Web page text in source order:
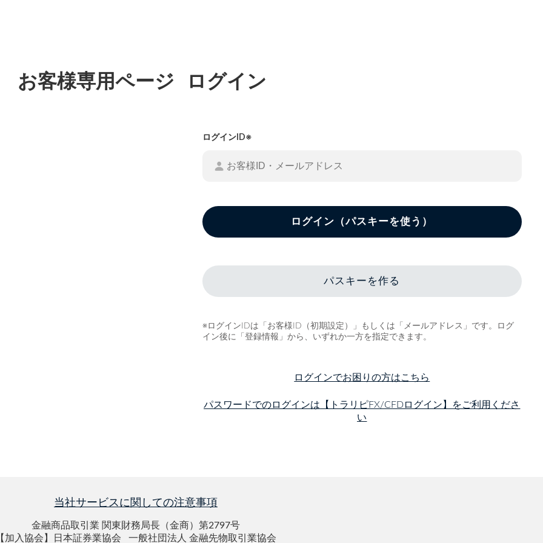
お客様専用ページ ログイン
ログインID※
ログイン（パスキーを使う）
パスキーを作る
※ログインIDは「お客様ID（初期設定）」もしくは「メールアドレス」です。ログ
イン後に「登録情報」から、いずれか一方を指定できます。
ログインでお困りの方はこちら
パスワードでのログインは 【トラリピFX/CFDログイン】をご利用くださ
い
当社サービスに関しての注意事項
金融商品取引業 関東財務局長（金商）第2797号
加入協会】日本証券業協会 一般社団法人 金融先物取引業協会